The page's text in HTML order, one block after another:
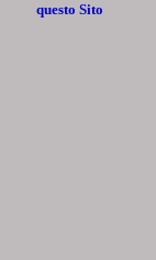
questo Sito